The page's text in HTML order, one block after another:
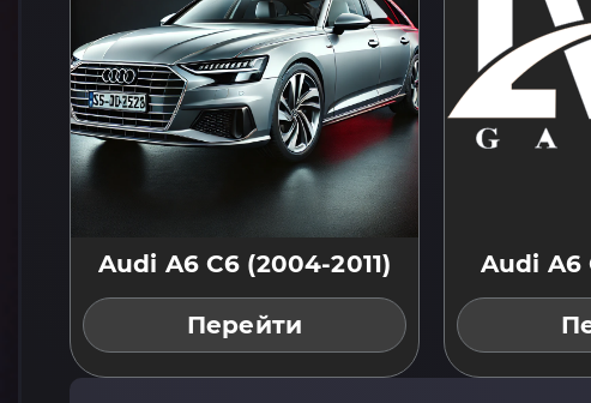
Audi A6 C6 (2004-2011)
Перейти
Audi A6